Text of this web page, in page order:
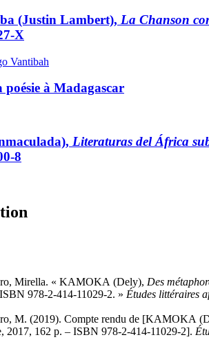
(Justin Lambert), La Chanson
X
Vantibah
à Madagascar
Literaturas del África
8
Mirella. « KAMOKA (Dely), Des
978-2-414-11029-2. » Études littéraires
M. (2019). Compte rendu de [KAMOKA
2017, 162 p. – ISBN 978-2-414-11029-2].